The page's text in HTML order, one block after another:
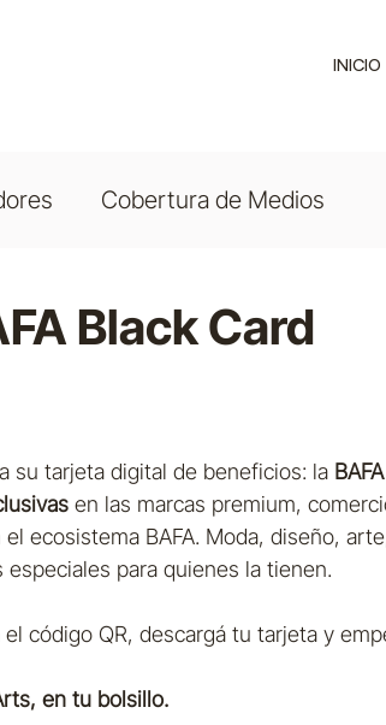
INICIO
Cobertura de Medios
Black Card
su tarjeta digital de beneficios: la
en las marcas premium,
ecosistema BAFA. Moda, diseño,
para quienes la tienen.
el código QR, descargá tu tarjeta y
en tu bolsillo.